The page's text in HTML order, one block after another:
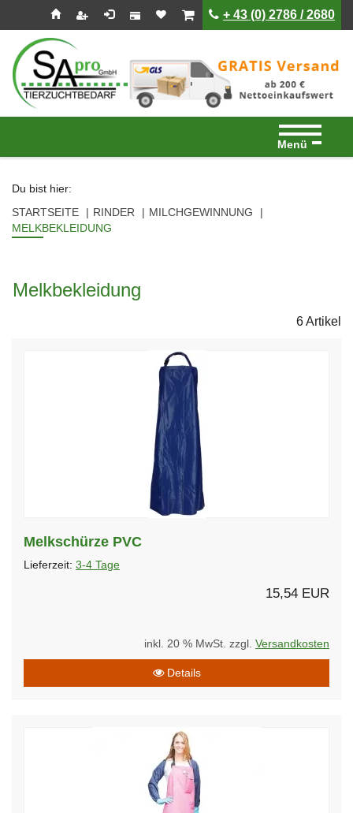
Seitenebreiche:
ist leerist leer+ 43 (0) 2786 / 2680
Menü
Du bist hier:
STARTSEITE
RINDER
MILCHGEWINNUNG
MELKBEKLEIDUNG
Melkbekleidung
6 Artikel
Melkschürze PVC
Lieferzeit: 3-4 Tage
15,54 EUR
inkl. 20 % MwSt. zzgl. Versandkosten
Details